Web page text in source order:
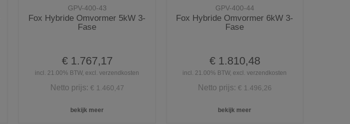
GPV-400-43
Fox Hybride Omvormer 5kW 3-
Fase
€ 1.767,17
incl. 21.00% BTW, excl. verzendkosten
Netto prijs: € 1.460,47
bekijk meer
GPV-400-44
Fox Hybride Omvormer 6kW 3-
Fase
€ 1.810,48
incl. 21.00% BTW, excl. verzendkosten
Netto prijs: € 1.496,26
bekijk meer